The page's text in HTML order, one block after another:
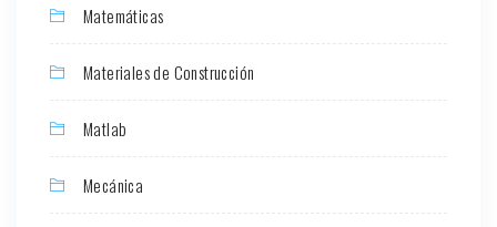
Matemáticas
Materiales de Construcción
Matlab
Mecánica